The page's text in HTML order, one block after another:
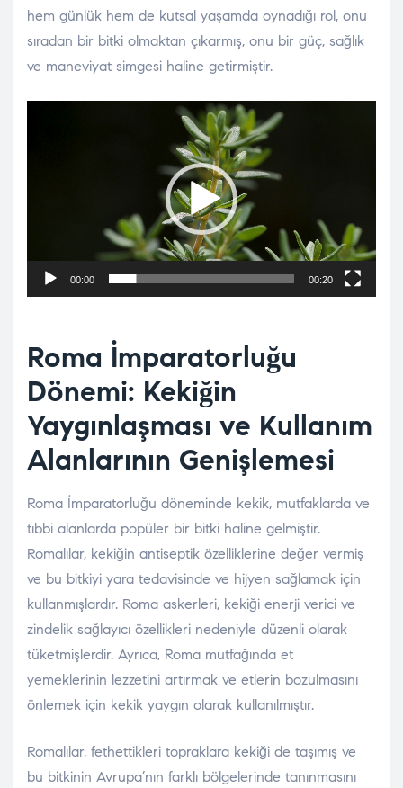
hem günlük hem de kutsal yaşamda oynadığı rol, onu
sıradan bir bitki olmaktan çıkarmış, onu bir güç, sağlık
ve maneviyat simgesi haline getirmiştir.
00:00 00:20
Roma İmparatorluğu
Dönemi: Kekiğin
Yaygınlaşması ve Kullanım
Alanlarının Genişlemesi
Roma İmparatorluğu döneminde kekik, mutfaklarda ve
tıbbi alanlarda popüler bir bitki haline gelmiştir.
Romalılar, kekiğin antiseptik özelliklerine değer vermiş
ve bu bitkiyi yara tedavisinde ve hijyen sağlamak için
kullanmışlardır. Roma askerleri, kekiği enerji verici ve
zindelik sağlayıcı özellikleri nedeniyle düzenli olarak
tüketmişlerdir. Ayrıca, Roma mutfağında et
yemeklerinin lezzetini artırmak ve etlerin bozulmasını
önlemek için kekik yaygın olarak kullanılmıştır.
Romalılar, fethettikleri topraklara kekiği de taşımış ve
bu bitkinin Avrupa’nın farklı bölgelerinde tanınmasını